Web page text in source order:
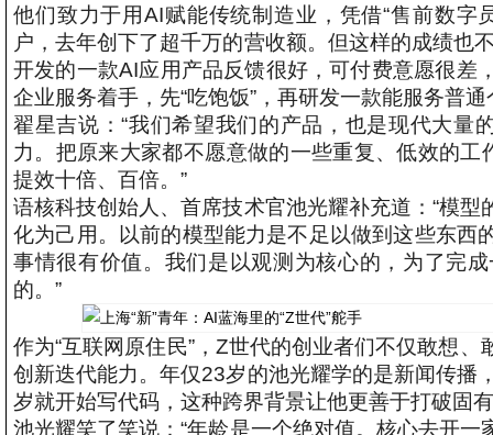
他们致力于用AI赋能传统制造业，凭借“售前数字
户，去年创下了超千万的营收额。但这样的成绩也
开发的一款AI应用产品反馈很好，可付费意愿很差
企业服务着手，先“吃饱饭”，再研发一款能服务普
翟星吉说：“我们希望我们的产品，也是现代大量
力。把原来大家都不愿意做的一些重复、低效的
提效十倍、百倍。”
语核科技创始人、首席技术官池光耀补充道：“模
化为己用。以前的模型能力是不足以做到这些东西
事情很有价值。我们是以观测为核心的，为了完
的。”
作为“互联网原住民”，Z世代的创业者们不仅敢想
创新迭代能力。年仅23岁的池光耀学的是新闻传播
岁就开始写代码，这种跨界背景让他更善于打破固
池光耀笑了笑说：“年龄是一个绝对值。核心去开